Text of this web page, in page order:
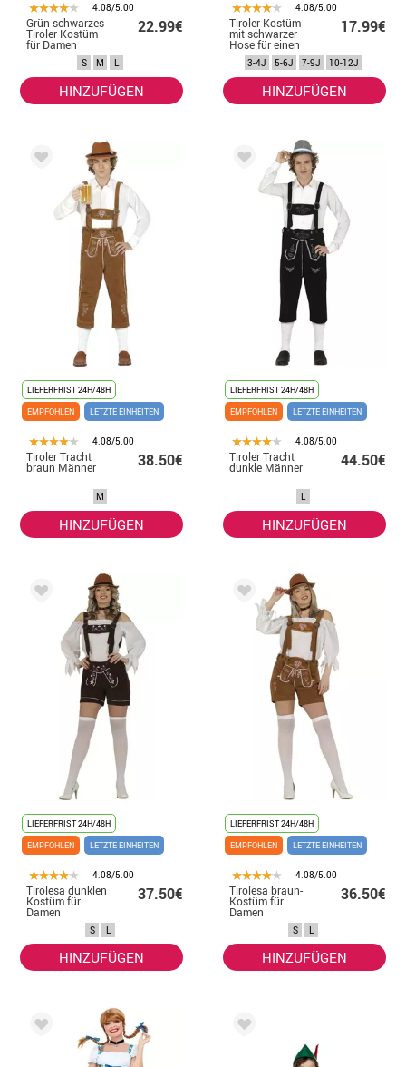
4.08/5.00
Grün-schwarzes
Tiroler Kostüm
für Damen
22.99€
S M L
HINZUFÜGEN
4.08/5.00
Tiroler Kostüm
mit schwarzer
Hose für einen
Jungen
17.99€
3-4J 5-6J 7-9J 10-12J
HINZUFÜGEN
LIEFERFRIST 24H/48H
EMPFOHLEN
LETZTE EINHEITEN
4.08/5.00
Tiroler Tracht
braun Männer 38.50€
M
HINZUFÜGEN
LIEFERFRIST 24H/48H
EMPFOHLEN
LETZTE EINHEITEN
4.08/5.00
Tiroler Tracht
dunkle Männer 44.50€
L
HINZUFÜGEN
LIEFERFRIST 24H/48H
EMPFOHLEN
LETZTE EINHEITEN
4.08/5.00
Tirolesa dunklen
Kostüm für
Damen
37.50€
S L
HINZUFÜGEN
LIEFERFRIST 24H/48H
EMPFOHLEN
LETZTE EINHEITEN
4.08/5.00
Tirolesa braun-
Kostüm für
Damen
36.50€
S L
HINZUFÜGEN